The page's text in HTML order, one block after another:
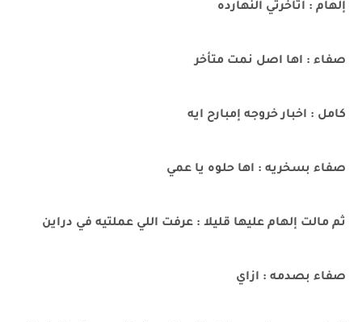
إلهام : اتأخرتي النهارده
صفاء : اها اصل نمت متأخر
كامل : اخبار خروجه إمبارح ايه
صفاء بسخريه : اها حلوه يا عمي
ثم مالت إلهام عليها قليلا : عرفت اللي عملتيه في دراين
صفاء بصدمه : ازاي